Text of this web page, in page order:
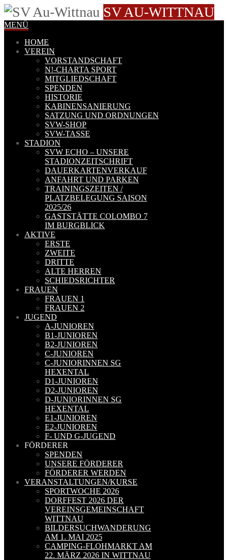
SV AU-WITTNAU
MENÜ
HOME
VEREIN
VORSTANDSCHAFT
N!-CHARTA SPORT
MITGLIEDSCHAFT
SPENDEN
HISTORIE
KABINENSANIERUNG
SATZUNG UND ORDNUNGEN
SVW-SHOP
SVW-TASSE
STADION
SVW ECHO – UNSERE
STADIONZEITSCHRIFT
DAUERKARTENVERKAUF
ANFAHRT UND PARKEN
TRAININGSZEITEN /
PLATZBELEGUNG SAISON
2025/26
GASTSTÄTTE COLOMBO 7
IM BURGBLICK
AKTIVE
ERSTE
ZWEITE
DRITTE
ALTE HERREN
SCHIEDSRICHTER
FRAUEN
FRAUEN 1
FRAUEN 2
JUGEND
A-JUNIOREN
B1-JUNIOREN
B2-JUNIOREN
C-JUNIOREN
C-JUNIORINNEN SG
HEXENTAL
D1-JUNIOREN
D2-JUNIOREN
D-JUNIORINNEN SG
HEXENTAL
E1-JUNIOREN
E2-JUNIOREN
F- UND G-JUGEND
FÖRDERER
SPENDEN
UNSERE FÖRDERER
FÖRDERER WERDEN
VERANSTALTUNGEN/KURSE
SPORTWOCHE 2026
DORFFEST 2026 DER
VEREINSGEMEINSCHAFT
WITTNAU
BILDERSUCHWANDERUNG
AM 1. MAI 2025
CAMPING-FLOHMARKT AM
22. MÄRZ 2026 IN WITTNAU